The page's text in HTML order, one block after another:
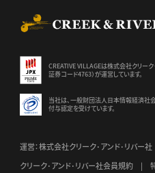
CREATIVE VILLAGEは株式会社クリー
証券コード4763）が運営しています。
当社は、一般財団法人日本情報経済社
付与認定を受けています。
運営：株式会社クリーク･アンド･リバー社
クリーク･アンド･リバー社会員規約